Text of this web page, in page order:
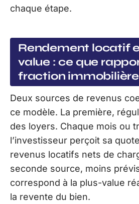
chaque étape.
Rendement locatif
value : ce que
fraction immobilière
Deux sources de revenus
ce modèle. La première,
des loyers. Chaque mois ou
l’investisseur perçoit sa
revenus locatifs nets de
seconde source, moins
correspond à la plus-value
la revente du bien.